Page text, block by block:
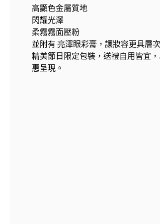
高顯色金屬質地
閃耀光澤
柔霧霧面壓粉
並附有 亮澤眼彩膏，讓妝容更具層次
精美節日限定包裝，送禮自用皆宜
惠呈現。